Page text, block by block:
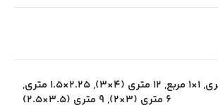
,1×1 مربع , 12 متری (4×3) ,2.25×1.5 متری
,
6 متری (3×2)
, 9 متری (3.5×2.5)